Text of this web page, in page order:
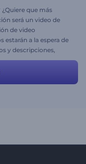
que más
será un video de
de video
estarán a la espera de
y descripciones,
y disfrute el